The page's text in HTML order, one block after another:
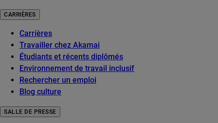
CARRIÈRES
Carrières
Travailler chez Akamai
Étudiants et récents diplômés
Environnement de travail inclusif
Rechercher un emploi
Blog culture
SALLE DE PRESSE